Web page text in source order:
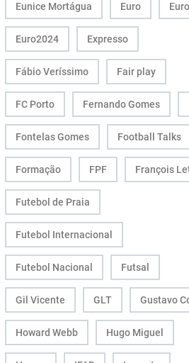
Eunice Mortágua Euro
Euro2024 Expresso
Fábio Veríssimo Fair play
FC Porto Fernando Gomes
Fontelas Gomes Football Talks
Formação FPF François
Futebol de Praia
Futebol Internacional
Futebol Nacional Futsal
Gil Vicente GLT Gustavo
Howard Webb Hugo Miguel